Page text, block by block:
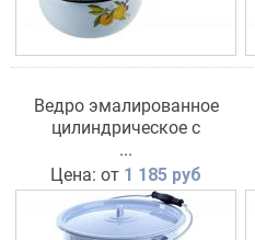
Ведро эмалированное
цилиндрическое с
крышкой без деколи
...
Цена: от 1 185 руб